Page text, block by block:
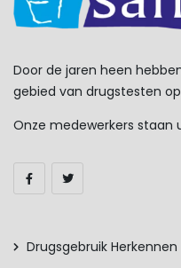
Door de jaren heen
gebied van drugstesten
Onze medewerkers staan
Drugsgebruik Herkennen